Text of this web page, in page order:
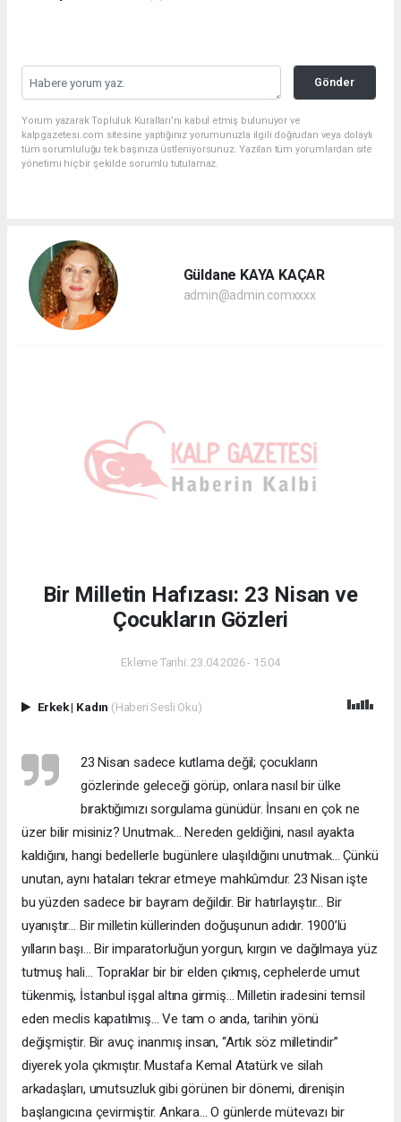
Gönder
Yorum yazarak Topluluk Kuralları’nı kabul etmiş bulunuyor ve
kalpgazetesi.com sitesine yaptığınız yorumunuzla ilgili doğrudan veya dolaylı
tüm sorumluluğu tek başınıza üstleniyorsunuz. Yazılan tüm yorumlardan site
yönetimi hiçbir şekilde sorumlu tutulamaz.
Güldane KAYA KAÇAR
admin@admin.comxxxx
Bir Milletin Hafızası: 23 Nisan ve
Çocukların Gözleri
Ekleme Tarihi: 23.04.2026 - 15:04
Erkek| Kadın (Haberi Sesli Oku)
23 Nisan sadece kutlama değil; çocukların
gözlerinde geleceği görüp, onlara nasıl bir ülke
bıraktığımızı sorgulama günüdür. İnsanı en çok ne
üzer bilir misiniz? Unutmak… Nereden geldiğini, nasıl ayakta
kaldığını, hangi bedellerle bugünlere ulaşıldığını unutmak… Çünkü
unutan, aynı hataları tekrar etmeye mahkûmdur. 23 Nisan işte
bu yüzden sadece bir bayram değildir. Bir hatırlayıştır… Bir
uyanıştır… Bir milletin küllerinden doğuşunun adıdır. 1900’lü
yılların başı… Bir imparatorluğun yorgun, kırgın ve dağılmaya yüz
tutmuş hali… Topraklar bir bir elden çıkmış, cephelerde umut
tükenmiş, İstanbul işgal altına girmiş… Milletin iradesini temsil
eden meclis kapatılmış… Ve tam o anda, tarihin yönü
değişmiştir. Bir avuç inanmış insan, “Artık söz milletindir”
diyerek yola çıkmıştır. Mustafa Kemal Atatürk ve silah
arkadaşları, umutsuzluk gibi görünen bir dönemi, direnişin
başlangıcına çevirmiştir. Ankara… O günlerde mütevazı bir